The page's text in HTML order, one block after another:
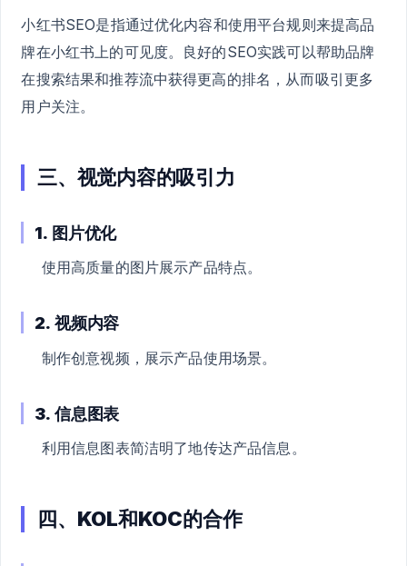
小红书SEO是指通过优化内容和使用平台规则来提高品
牌在小红书上的可见度。良好的SEO实践可以帮助品牌
在搜索结果和推荐流中获得更高的排名，从而吸引更多
用户关注。
三、视觉内容的吸引力
1. 图片优化
使用高质量的图片展示产品特点。
2.视频内容
制作创意视频，展示产品使用场景。
3.信息图表
利用信息图表简洁明了地传达产品信息。
四、KOL和KOC的合作